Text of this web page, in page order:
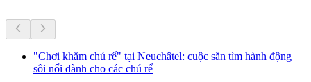
"Chơi khăm chú rể" tại Neuchâtel: cuộc săn tìm hành động
sôi nổi dành cho các chú rể